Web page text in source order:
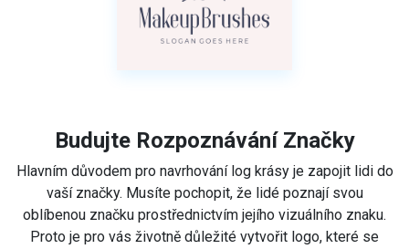
Budujte Rozpoznávání Značky
Hlavním důvodem pro navrhování log krásy je zapojit lidi do
vaší značky. Musíte pochopit, že lidé poznají svou
oblíbenou značku prostřednictvím jejího vizuálního znaku.
Proto je pro vás životně důležité vytvořit logo, které se